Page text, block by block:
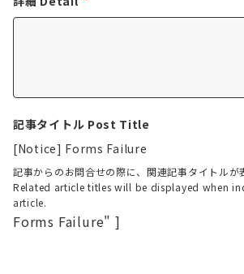
記事タイトル Post Title
[Notice] Forms Failure
記事からのお問合せの際に、関連記事タイトルが
Related article titles will be displayed when
article.
Forms Failure" ]